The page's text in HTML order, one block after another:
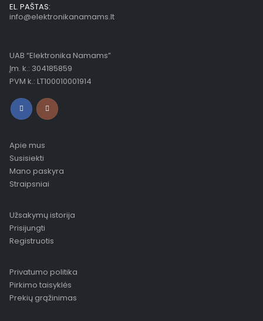
EL. PAŠTAS:
info@elektronikanamams.lt
UAB “Elektronika Namams”
Įm. k.: 304185859
PVM k.: LT100010001914
Apie mus
Susisiekti
Mano paskyra
Straipsniai
Užsakymų istorija
Prisijungti
Registruotis
Privatumo politika
Pirkimo taisyklės
Prekių grąžinimas